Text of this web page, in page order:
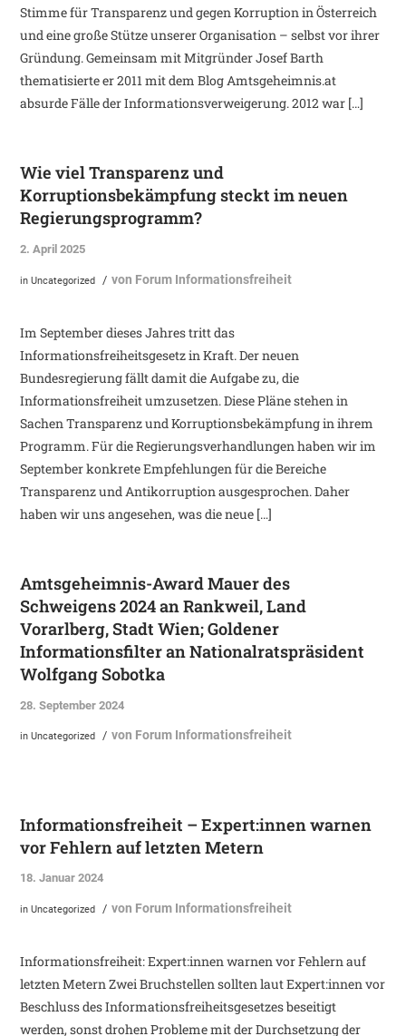
Stimme für Transparenz und gegen Korruption in Österreich
und eine große Stütze unserer Organisation – selbst vor ihrer
Gründung. Gemeinsam mit Mitgründer Josef Barth
thematisierte er 2011 mit dem Blog Amtsgeheimnis.at
absurde Fälle der Informationsverweigerung. 2012 war […]
Wie viel Transparenz und
Korruptionsbekämpfung steckt im neuen
Regierungsprogramm?
2. April 2025
inUncategorized / von Forum Informationsfreiheit
Im September dieses Jahres tritt das
Informationsfreiheitsgesetz in Kraft. Der neuen
Bundesregierung fällt damit die Aufgabe zu, die
Informationsfreiheit umzusetzen. Diese Pläne stehen in
Sachen Transparenz und Korruptionsbekämpfung in ihrem
Programm. Für die Regierungsverhandlungen haben wir im
September konkrete Empfehlungen für die Bereiche
Transparenz und Antikorruption ausgesprochen. Daher
haben wir uns angesehen, was die neue […]
Amtsgeheimnis-Award Mauer des
Schweigens 2024 an Rankweil, Land
Vorarlberg, Stadt Wien; Goldener
Informationsfilter an Nationalratspräsident
Wolfgang Sobotka
28. September 2024
inUncategorized / von Forum Informationsfreiheit
Informationsfreiheit – Expert:innen warnen
vor Fehlern auf letzten Metern
18. Januar 2024
inUncategorized / von Forum Informationsfreiheit
Informationsfreiheit: Expert:innen warnen vor Fehlern auf
letzten Metern Zwei Bruchstellen sollten laut Expert:innen vor
Beschluss des Informationsfreiheitsgesetzes beseitigt
werden, sonst drohen Probleme mit der Durchsetzung der